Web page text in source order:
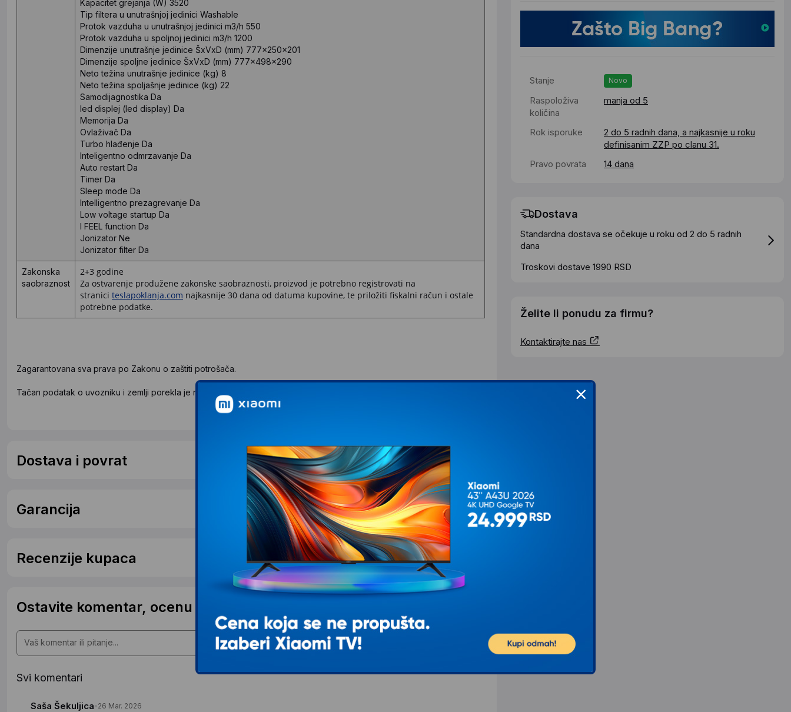
Stanje Novo
Raspoloživa
količina
manja od 5
Rok isporuke
2 do 5 radnih dana, a najkasnije u roku
definisanim ZZP po clanu 31.
Pravo povrata
14 dana
Dostava
Standardna dostava se očekuje u roku od 2 do 5 radnih
dana
Troskovi dostave 1990 RSD
Želite li ponudu za firmu?
Kontaktirajte nas
Kapacitet grejanja (W) 3520
Tip filtera u unutrašnjoj jedinici Washable
Protok vazduha u unutrašnjoj jedinici m3/h 550
Protok vazduha u spoljnoj jedinici m3/h 1200
Dimenzije unutrašnje jedinice ŠxVxD (mm) 777×250×201
Dimenzije spoljne jedinice ŠxVxD (mm) 777×498×290
Neto težina unutrašnje jedinice (kg) 8
Neto težina spoljašnje jedinice (kg) 22
Samodijagnostika Da
led displej (led display) Da
Memorija Da
Ovlaživač Da
Turbo hlađenje Da
Inteligentno odmrzavanje Da
Auto restart Da
Timer Da
Sleep mode Da
Intelligentno prezagrevanje Da
Low voltage startup Da
I FEEL function Da
Jonizator Ne
Jonizator filter Da
Zakonska
saobraznost
2+3 godine
Za ostvarenje produžene zakonske saobraznosti, proizvod je potrebno registrovati na
stranici teslapoklanja.com najkasnije 30 dana od datuma kupovine, te priložiti fiskalni račun i ostale
potrebne podatke.
Zagarantovana sva prava po Zakonu o zaštiti potrošača.
Tačan podatak o uvozniku i zemlji porekla je naveden na deklaraciji proizvoda.
Dostava i povrat
Garancija
Recenzije kupaca
Ostavite komentar, ocenu ili postavite pitanje
Svi komentari
Saša Šekuljica 26 Mar. 2026